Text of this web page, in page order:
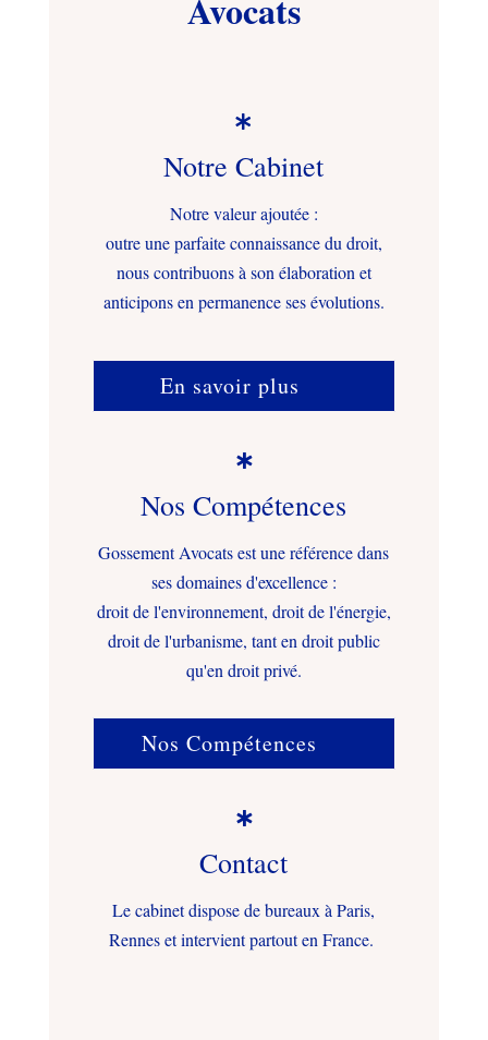

Notre Cabinet
Notre valeur ajoutée :
outre une parfaite connaissance du droit,
nous contribuons à son élaboration et
anticipons en permanence ses évolutions.
En savoir plus

Nos Compétences
Gossement Avocats est une référence dans
ses domaines d'excellence :
droit de l'environnement, droit de l'énergie,
droit de l'urbanisme, tant en droit public
qu'en droit privé.
Nos Compétences

Contact
Le cabinet dispose de bureaux à Paris,
Rennes et intervient partout en France.